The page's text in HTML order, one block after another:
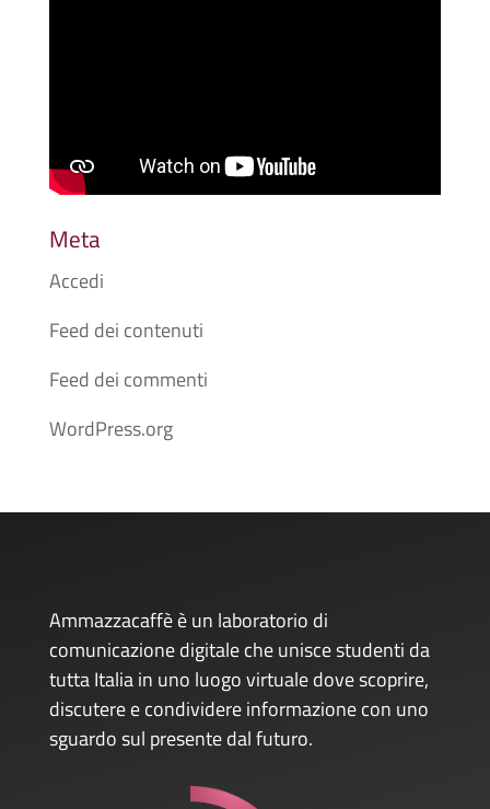
Meta
Accedi
Feed dei contenuti
Feed dei commenti
WordPress.org
Ammazzacaffè è un laboratorio di
comunicazione digitale che unisce studenti da
tutta Italia in uno luogo virtuale dove scoprire,
discutere e condividere informazione con uno
sguardo sul presente dal futuro.